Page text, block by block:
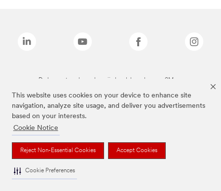
This website uses cookies on your device to enhance site
navigation, analyze site usage, and deliver you advertisements
based on your interests.
Cookie Notice
Reject Non-Essential Cookies Accept Cookies
Cookie Preferences
De bovenstaande merken zijn handelsmerken van 3M.we